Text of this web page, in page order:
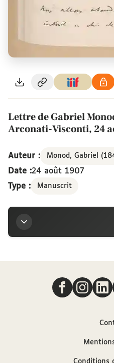
Lettre de Gabriel
Arconati-Visconti, 24
Auteur : Monod, Gabriel
Date :24 août 1907
Type :
Manuscrit
Titre
Lettre de Gabriel Monod
Visconti, 24 août 1907
Nous suivre